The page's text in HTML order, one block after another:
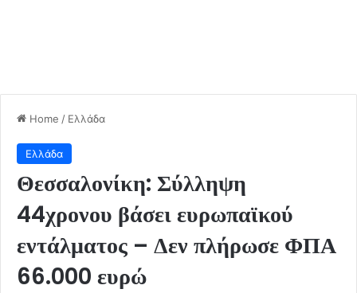
Home / Ελλάδα
Ελλάδα
Θεσσαλονίκη: Σύλληψη
44χρονου βάσει ευρωπαϊκού
εντάλματος – Δεν πλήρωσε ΦΠΑ
66.000 ευρώ